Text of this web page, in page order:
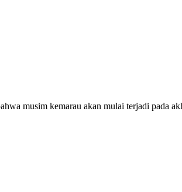
musim kemarau akan mulai terjadi pada